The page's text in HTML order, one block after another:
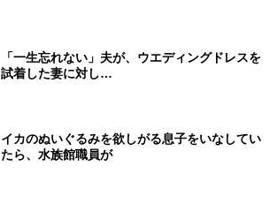
「一生忘れない」夫が、ウエディングドレスを
試着した妻に対し…
イカのぬいぐるみを欲しがる息子をいなしてい
たら、水族館職員が